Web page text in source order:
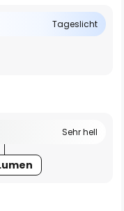
Tageslicht
Sehr hell